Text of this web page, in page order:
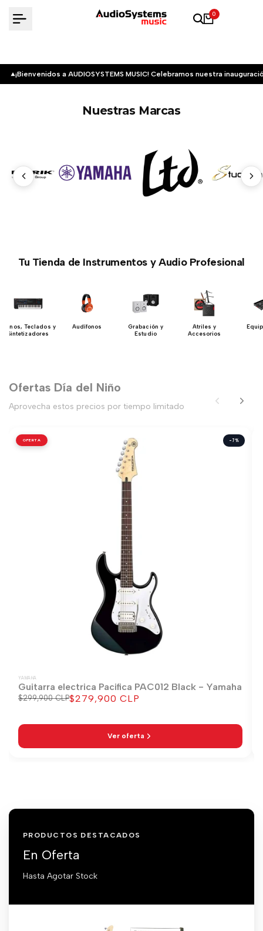
0
¡Bienvenidos a AUDIOSYSTEMS MUSIC! Celebramos nuestra
Nuestras Marcas
Tu Tienda de Instrumentos y Audio Profesional
Pianos, Teclados y
Sintetizadores
Audífonos
Grabación y
Estudio
Atriles y
Accesorios
Ofertas Día del Niño
Aprovecha estos precios por tiempo limitado
OFERTA -7%
YAMAHA
Guitarra electrica Pacifica PAC012 Black - Yamaha
Precio
$299,900 CLPPrecio
$279,900 CLP
Ver oferta
PRODUCTOS DESTACADOS
En Oferta
Hasta Agotar Stock